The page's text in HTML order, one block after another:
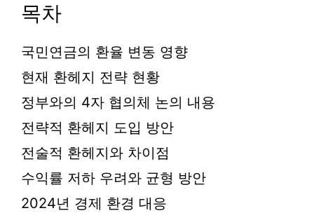
목차
국민연금의 환율 변동 영향
현재 환헤지 전략 현황
정부와의 4자 협의체 논의 내용
전략적 환헤지 도입 방안
전술적 환헤지와 차이점
수익률 저하 우려와 균형 방안
2024년 경제 환경 대응